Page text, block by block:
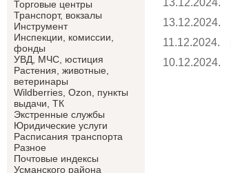
Торговые центры
Транспорт, вокзалы
Инструмент
Инспекции, комиссии,
фонды
УВД, МЧС, юстиция
Растения, животные,
ветеринары
Wildberries, Ozon, пункты
выдачи, ТК
Экстренные службы
Юридические услуги
Расписания транспорта
Разное
Почтовые индексы
Усманского района
13.12.2024.
13.12.2024.
11.12.2024.
10.12.2024.